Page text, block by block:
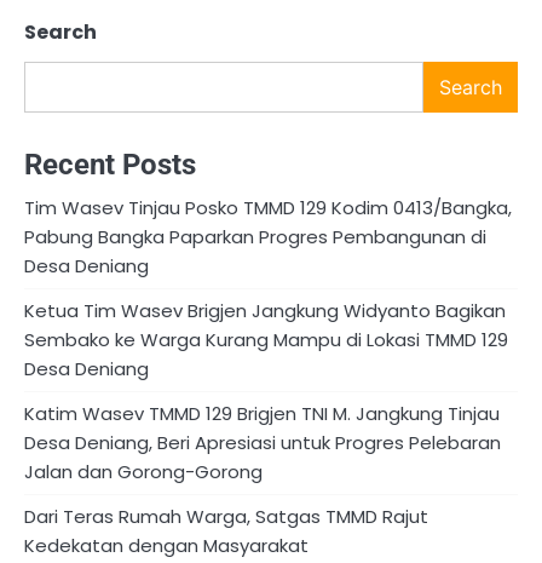
Search
Search
Recent Posts
Tim Wasev Tinjau Posko TMMD 129 Kodim 0413/Bangka,
Pabung Bangka Paparkan Progres Pembangunan di
Desa Deniang
Ketua Tim Wasev Brigjen Jangkung Widyanto Bagikan
Sembako ke Warga Kurang Mampu di Lokasi TMMD 129
Desa Deniang
Katim Wasev TMMD 129 Brigjen TNI M. Jangkung Tinjau
Desa Deniang, Beri Apresiasi untuk Progres Pelebaran
Jalan dan Gorong-Gorong
Dari Teras Rumah Warga, Satgas TMMD Rajut
Kedekatan dengan Masyarakat